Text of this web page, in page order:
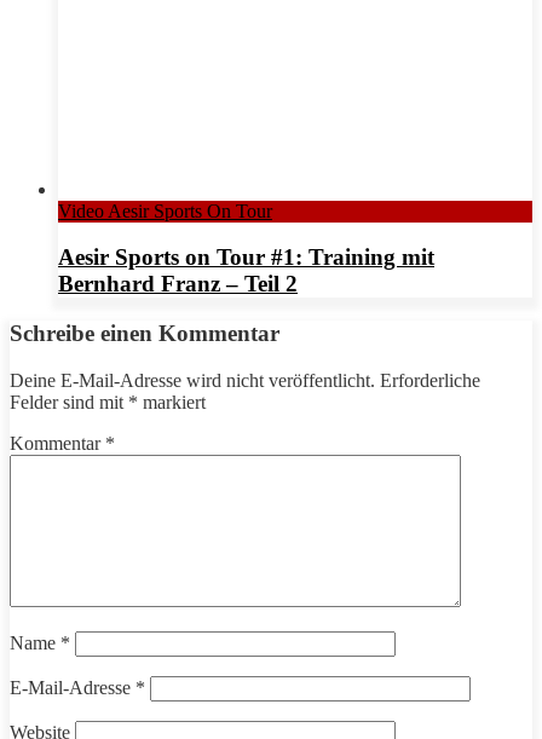
Video Aesir Sports On Tour
Aesir Sports on Tour #1: Training mit
Bernhard Franz – Teil 2
Schreibe einen Kommentar
Deine E-Mail-Adresse wird nicht veröffentlicht. Erforderliche
Felder sind mit * markiert
Kommentar *
Name *
E-Mail-Adresse *
Website